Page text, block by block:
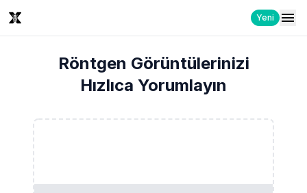
Yeni
Röntgen Görüntülerinizi
Hızlıca Yorumlayın